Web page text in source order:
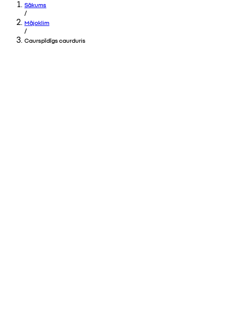
Sākums
/
Mājoklim
/
Caurspīdīgs caurduris